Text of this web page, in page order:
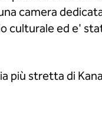
camera
culturale ed e'
più stretta di